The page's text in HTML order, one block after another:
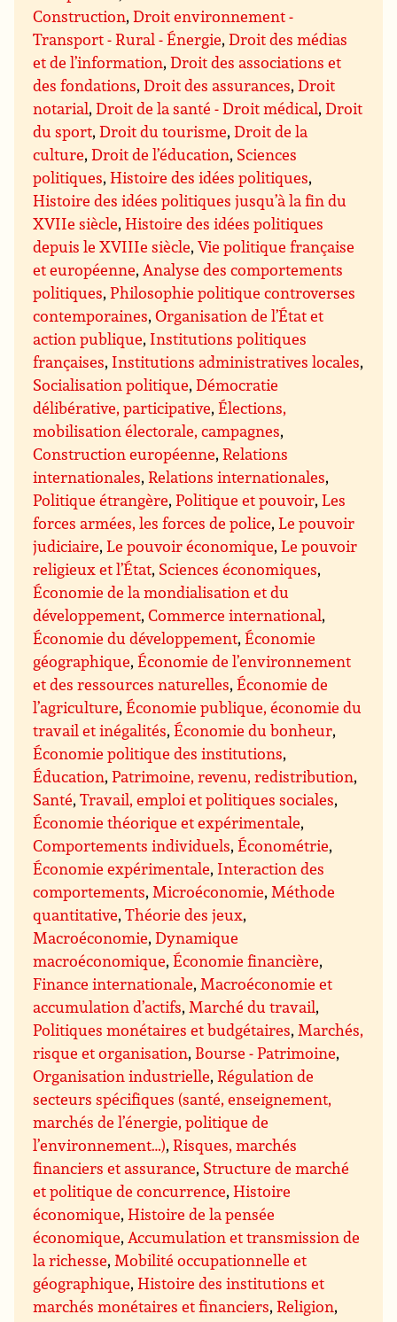
Construction,Droit environnement -
Transport - Rural - Énergie,Droit des médias
et de l’information,Droit des associations et
des fondations,Droit des assurances,Droit
notarial,Droit de la santé - Droit médical,Droit
du sport,Droit du tourisme,Droit de la
culture,Droit de l’éducation, Sciences
politiques,Histoire des idées politiques,
Histoire des idées politiques jusqu’à la fin du
XVIIe siècle,Histoire des idées politiques
depuis le XVIIIe siècle,Vie politique française
et européenne, Analyse des comportements
politiques,Philosophie politique controverses
contemporaines,Organisation de l’État et
action publique, Institutions politiques
françaises, Institutions administratives locales,
Socialisation politique,Démocratie
délibérative, participative,Élections,
mobilisation électorale, campagnes,
Construction européenne,Relations
internationales,Relations internationales,
Politique étrangère,Politique et pouvoir,Les
forces armées, les forces de police,Le pouvoir
judiciaire,Le pouvoir économique,Le pouvoir
religieux et l’État, Sciences économiques,
Économie de la mondialisation et du
développement,Commerce international,
Économie du développement,Économie
géographique,Économie de l’environnement
et des ressources naturelles,Économie de
l’agriculture,Économie publique, économie du
travail et inégalités,Économie du bonheur,
Économie politique des institutions,
Éducation,Patrimoine, revenu, redistribution,
Santé,Travail, emploi et politiques sociales,
Économie théorique et expérimentale,
Comportements individuels,Économétrie,
Économie expérimentale, Interaction des
comportements, Microéconomie, Méthode
quantitative,Théorie des jeux,
Macroéconomie,Dynamique
macroéconomique,Économie financière,
Finance internationale, Macroéconomie et
accumulation d’actifs, Marché du travail,
Politiques monétaires et budgétaires, Marchés,
risque et organisation, Bourse - Patrimoine,
Organisation industrielle,Régulation de
secteurs spécifiques (santé, enseignement,
marchés de l’énergie, politique de
l’environnement…),Risques, marchés
financiers et assurance, Structure de marché
et politique de concurrence,Histoire
économique,Histoire de la pensée
économique, Accumulation et transmission de
la richesse, Mobilité occupationnelle et
géographique,Histoire des institutions et
marchés monétaires et financiers,Religion,